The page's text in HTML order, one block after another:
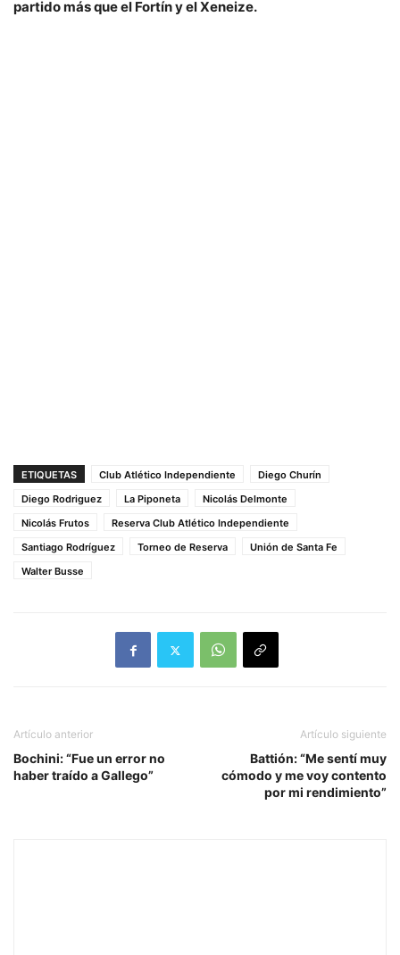
partido más que el Fortín y el Xeneize.
ETIQUETAS Club Atlético Independiente
Diego Churín
Diego Rodriguez
La Piponeta
Nicolás Delmonte
Nicolás Frutos
Reserva Club Atlético Independiente
Santiago Rodríguez
Torneo de Reserva
Unión de Santa Fe
Walter Busse
Artículo anterior
Bochini: “Fue un error no
haber traído a Gallego”
Artículo siguiente
Battión: “Me sentí muy
cómodo y me voy contento
por mi rendimiento”